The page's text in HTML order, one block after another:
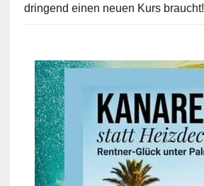
dringend einen neuen Kurs braucht!